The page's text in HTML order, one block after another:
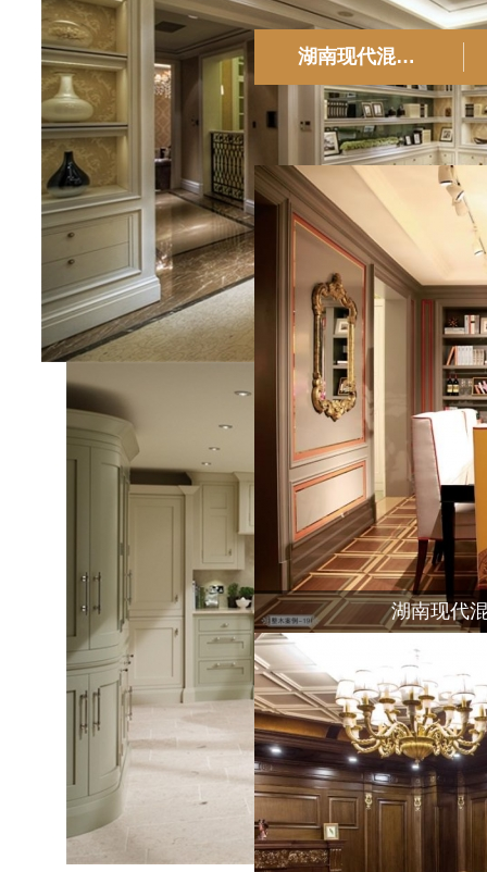
产品中心
PRODUCT CENTER
查看更多
湖南现代混搭风格
湖南现代